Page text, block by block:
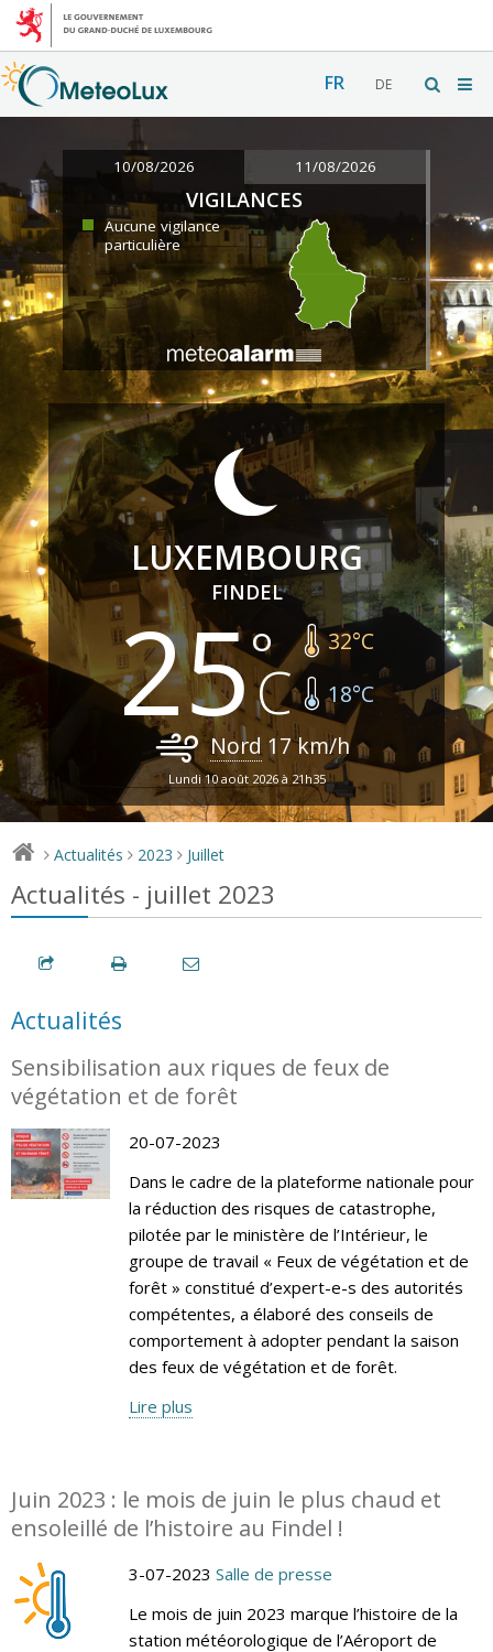
FR DE
10/08/2026 11/08/2026
VIGILANCES
Aucune vigilance
particulière
LUXEMBOURG
FINDEL
25 32°C
18°C
Nord 17km/h
Lundi 10 août 2026 à 21h35
> Actualités > 2023 > Juillet
Actualités - juillet 2023
Actualités
Sensibilisation aux riques de feux de
végétation et de forêt
20-07-2023
Dans le cadre de la plateforme nationale pour
la réduction des risques de catastrophe,
pilotée par le ministère de l’Intérieur, le
groupe de travail « Feux de végétation et de
forêt » constitué d’expert-e-s des autorités
compétentes, a élaboré des conseils de
comportement à adopter pendant la saison
des feux de végétation et de forêt.
Lire plus
Juin 2023 : le mois de juin le plus chaud et
ensoleillé de l’histoire au Findel !
3-07-2023 Salle de presse
Le mois de juin 2023 marque l’histoire de la
station météorologique de l’Aéroport de